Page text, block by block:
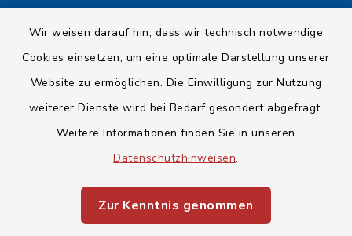
Wir weisen darauf hin, dass wir technisch notwendige
Cookies einsetzen, um eine optimale Darstellung unserer
Website zu ermöglichen. Die Einwilligung zur Nutzung
weiterer Dienste wird bei Bedarf gesondert abgefragt.
Weitere Informationen finden Sie in unseren
Datenschutzhinweisen.
Zur Kenntnis genommen
Datenschutz
Impressum
Sitemap
Cookie-Einstellungen